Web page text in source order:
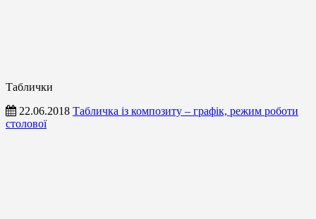
Таблички
22.06.2018 Табличка із композиту – графік, режим роботи
столової